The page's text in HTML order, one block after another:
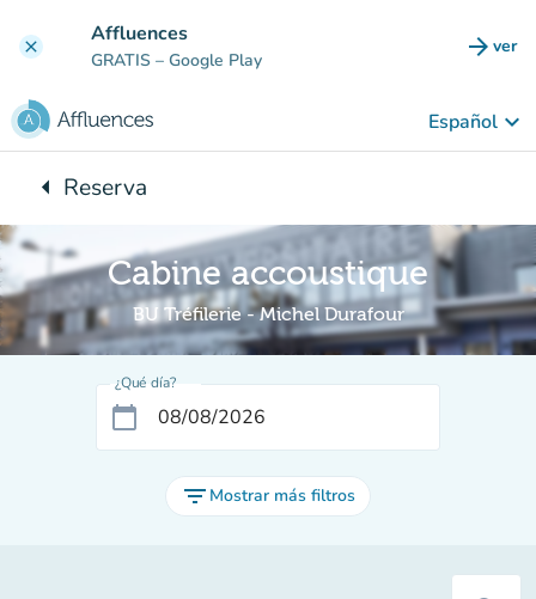
clear Affluences
GRATIS – Google Play arrow_forward ver
Español keyboard_arrow_down
arrow_leftVuelta:
Reserva
Cabine accoustique
BU Tréfilerie - Michel Durafour
¿Qué día?
calendar_today
filter_list Mostrar más filtros